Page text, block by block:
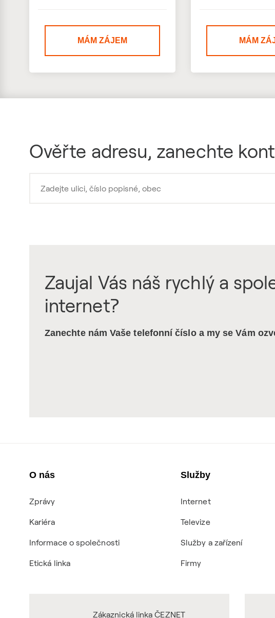
MÁM ZÁJEM MÁM
Ověřte adresu, zanechte
Zaujal Vás náš rychlý a
internet?
Zanechte nám Vaše telefonní číslo a my se Vám
O nás
Zprávy
Kariéra
Informace o společnosti
Etická linka
Služby
Internet
Televize
Služby a zařízení
Firmy
Zákaznická linka ČEZNET